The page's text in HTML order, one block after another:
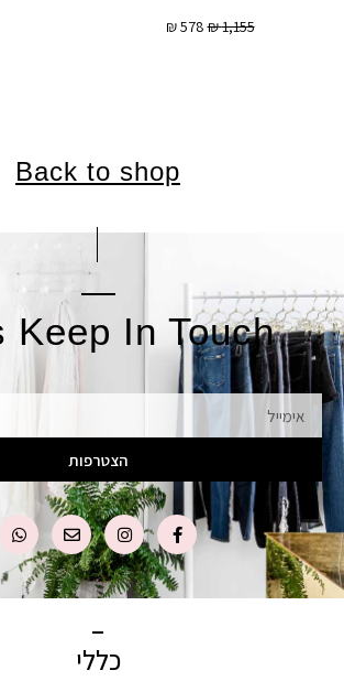
1,155
₪
578
₪
Back to shop
Keep In Touch
אימייל
הצטרפות
כללי